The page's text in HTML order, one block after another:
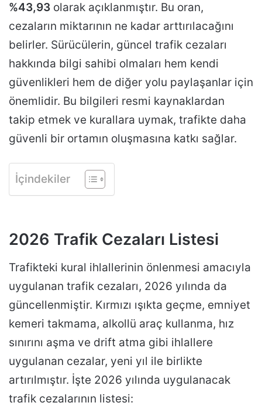
%43,93 olarak açıklanmıştır. Bu oran,
cezaların miktarının ne kadar arttırılacağını
belirler. Sürücülerin, güncel trafik cezaları
hakkında bilgi sahibi olmaları hem kendi
güvenlikleri hem de diğer yolu paylaşanlar için
önemlidir. Bu bilgileri resmi kaynaklardan
takip etmek ve kurallara uymak, trafikte daha
güvenli bir ortamın oluşmasına katkı sağlar.
İçindekiler
2026 Trafik Cezaları Listesi
Trafikteki kural ihlallerinin önlenmesi amacıyla
uygulanan trafik cezaları, 2026 yılında da
güncellenmiştir. Kırmızı ışıkta geçme, emniyet
kemeri takmama, alkollü araç kullanma, hız
sınırını aşma ve drift atma gibi ihlallere
uygulanan cezalar, yeni yıl ile birlikte
artırılmıştır. İşte 2026 yılında uygulanacak
trafik cezalarının listesi: